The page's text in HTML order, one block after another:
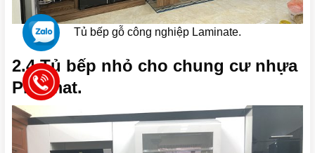
Tủ bếp gỗ công nghiệp Laminate.
2.4 Tủ bếp nhỏ cho chung cư nhựa
Picomat.